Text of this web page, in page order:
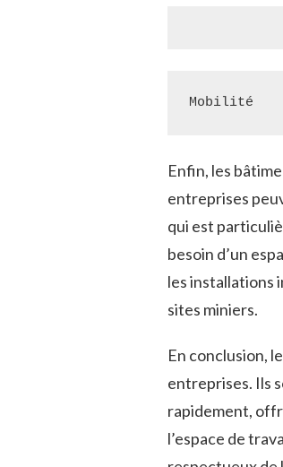
Enfin, les
entreprises
qui est
besoin d’un
les installations
sites miniers.
En conclusion,
entreprises. Ils
rapidement,
l’espace de